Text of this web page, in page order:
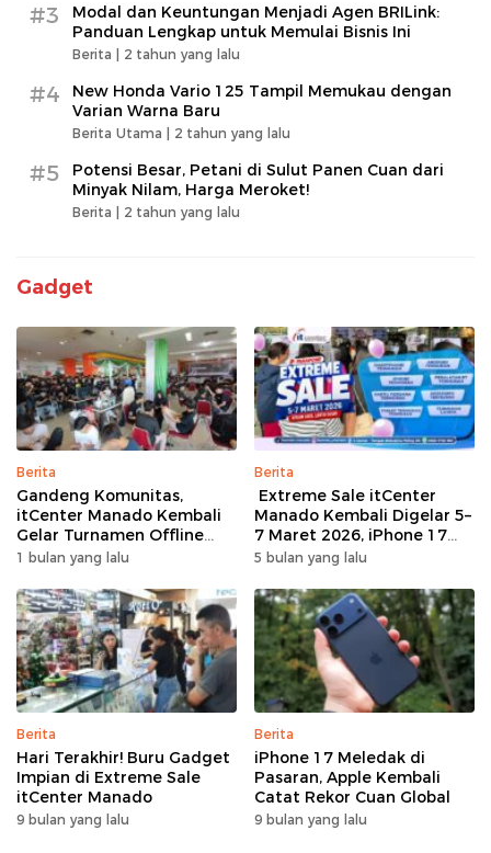
#3
Modal dan Keuntungan Menjadi Agen BRILink:
Panduan Lengkap untuk Memulai Bisnis Ini
Berita | 2 tahun yang lalu
#4
New Honda Vario 125 Tampil Memukau dengan
Varian Warna Baru
Berita Utama | 2 tahun yang lalu
#5
Potensi Besar, Petani di Sulut Panen Cuan dari
Minyak Nilam, Harga Meroket!
Berita | 2 tahun yang lalu
Gadget
Berita
Gandeng Komunitas,
itCenter Manado Kembali
Gelar Turnamen Offline
Free Fire, 60 Tim Siap
1 bulan yang lalu
Berita
Extreme Sale itCenter
Manado Kembali Digelar 5–
7 Maret 2026, iPhone 17
Pro Max Diskon hingga
5 bulan yang lalu
Berita
Hari Terakhir! Buru Gadget
Impian di Extreme Sale
itCenter Manado
9 bulan yang lalu
Berita
iPhone 17 Meledak di
Pasaran, Apple Kembali
Catat Rekor Cuan Global
9 bulan yang lalu